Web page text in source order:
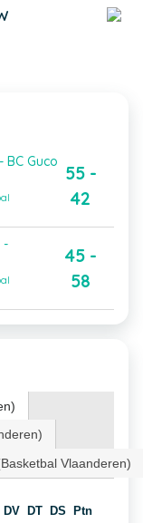
BC Guco
55 -
42
-
45 -
58
Vlaanderen)
DV DT DS Ptn